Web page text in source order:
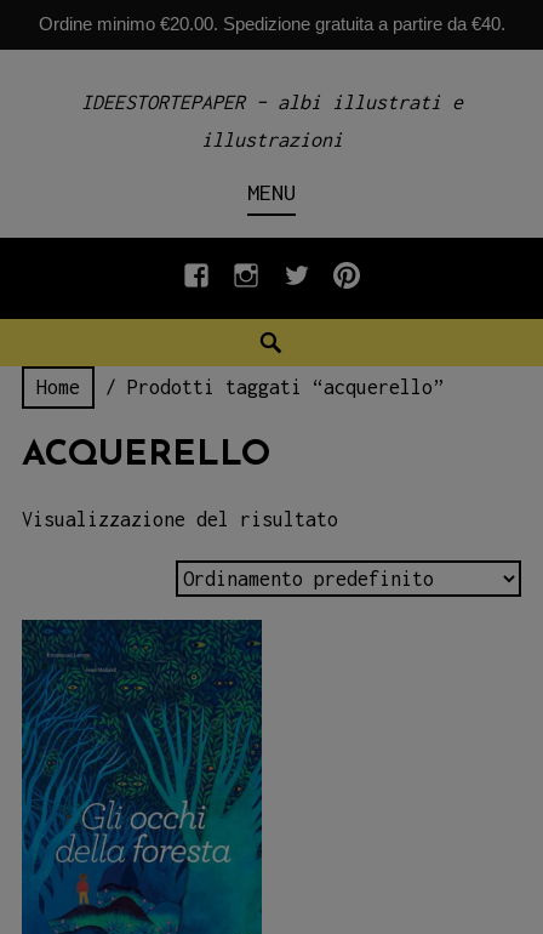
Ordine minimo €20.00. Spedizione gratuita a partire da €40.
IDEESTORTEPAPER – albi illustrati e
illustrazioni
MENU
fb INSTAGRAM
twiterpinterest
Home / Prodotti taggati “acquerello”
ACQUERELLO
Visualizzazione del risultato